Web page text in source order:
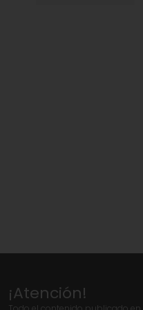
¡Atención!